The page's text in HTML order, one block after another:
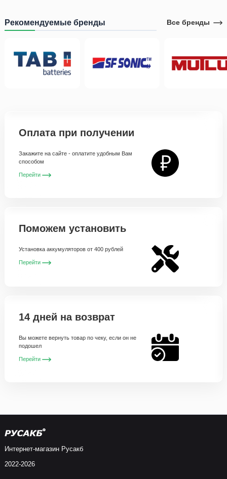
Рекомендуемые бренды Все бренды
Оплата при получении
Закажите на сайте - оплатите удобным Вам
способом
Перейти
Поможем установить
Установка аккумуляторов от 400 рублей
Перейти
14 дней на возврат
Вы можете вернуть товар по чеку, если он не
подошел
Перейти
Интернет-магазин Русакб
2022-2026